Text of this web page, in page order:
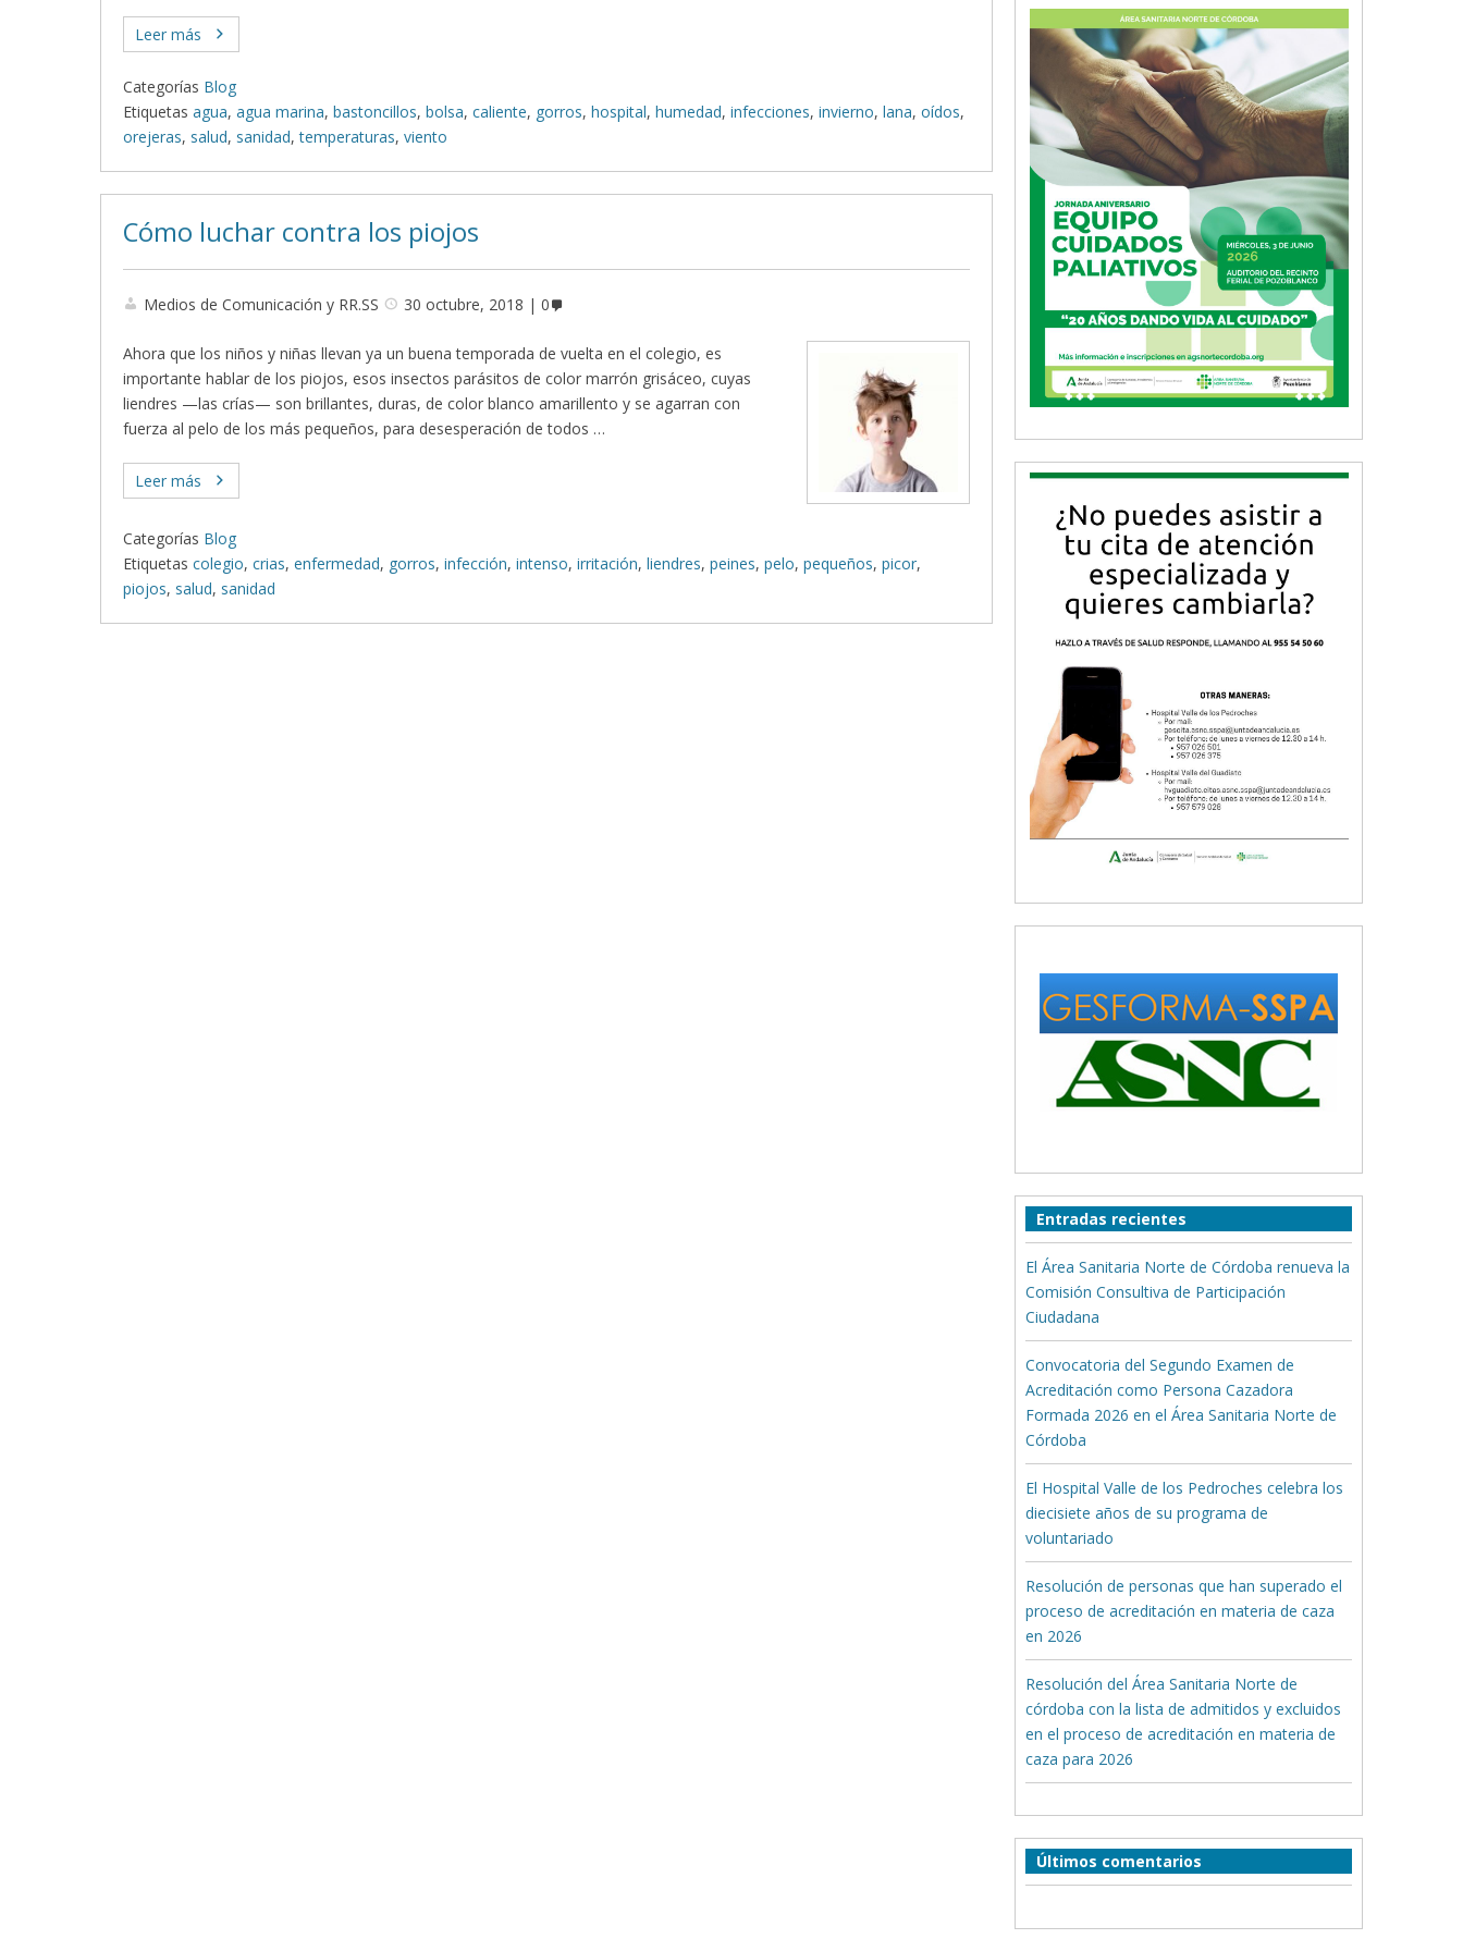
Leer más
Categorías Blog
Etiquetas agua, agua marina, bastoncillos, bolsa, caliente, gorros, hospital, humedad, infecciones, invierno, lana, oídos,
orejeras, salud, sanidad,temperaturas, viento
Cómo luchar contra los piojos
Medios de Comunicación y RR.SS 30 octubre, 2018 0
Ahora que los niños y niñas llevan ya un buena temporada de vuelta en el colegio, es
importante hablar de los piojos, esos insectos parásitos de color marrón grisáceo, cuyas
liendres —las crías— son brillantes, duras, de color blanco amarillento y se agarran con
fuerza al pelo de los más pequeños, para desesperación de todos …
Leer más
Categorías Blog
Etiquetas colegio, crias, enfermedad, gorros, infección, intenso, irritación, liendres, peines, pelo, pequeños, picor,
piojos, salud, sanidad
Entradas recientes
El Área Sanitaria Norte de Córdoba renueva la
Comisión Consultiva de Participación
Ciudadana
Convocatoria del Segundo Examen de
Acreditación como Persona Cazadora
Formada 2026 en el Área Sanitaria Norte de
Córdoba
El Hospital Valle de los Pedroches celebra los
diecisiete años de su programa de
voluntariado
Resolución de personas que han superado el
proceso de acreditación en materia de caza
en 2026
Resolución del Área Sanitaria Norte de
córdoba con la lista de admitidos y excluidos
en el proceso de acreditación en materia de
caza para 2026
Últimos comentarios